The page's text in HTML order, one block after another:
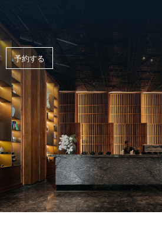
予約する